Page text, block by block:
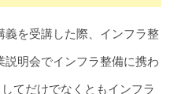
義を受講した際、インフラ整
明会でインフラ整備に携わ
てだけでなくともインフラ